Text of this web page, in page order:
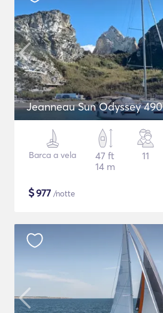
Jeanneau Sun Odyssey 490
Barca a vela
47 ft
14 m
11
$977 /notte